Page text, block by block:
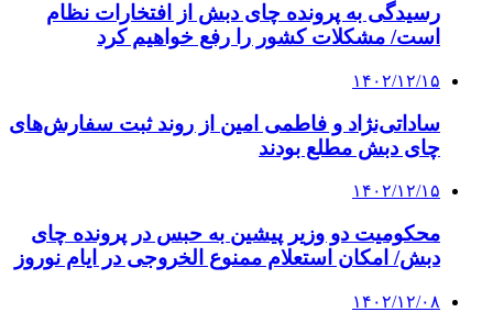
رسیدگی به پرونده چای دبش از افتخارات نظام
است/ مشکلات کشور را رفع خواهیم کرد
۱۴۰۲/۱۲/۱۵
ساداتی‌نژاد و فاطمی امین از روند ثبت‌ سفارش‌های
چای دبش مطلع بودند
۱۴۰۲/۱۲/۱۵
محکومیت دو وزیر پیشین به حبس در پرونده چای
دبش/ امکان استعلام ممنوع الخروجی در ایام نوروز
۱۴۰۲/۱۲/۰۸